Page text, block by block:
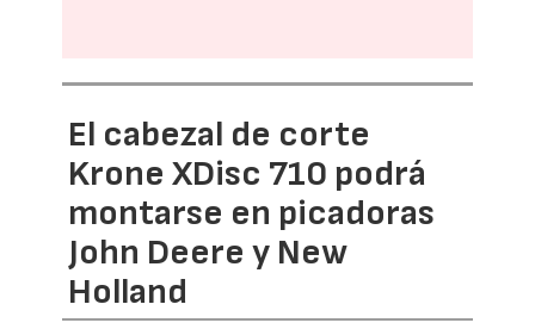
El cabezal de corte
Krone XDisc 710 podrá
montarse en picadoras
John Deere y New
Holland